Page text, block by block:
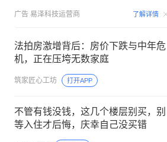
广告 易泽科技运营商 了解详情
法拍房激增背后：房价下跌与中年危
机，正在压垮无数家庭
筑家匠心工坊 打开APP
不管有钱没钱，这几个楼层别买，别
等入住才后悔，庆幸自己没买错